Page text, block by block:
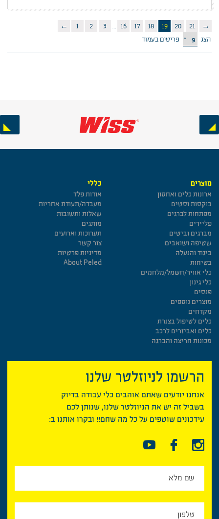
← 1 2 3 … 16 17 18 19 20 21
→
הצג
פריטים בעמוד
Previous
Next
מוצרים
ארונות כלים ואחסון
בוקסות וסטים
מפתחות לברגים
פליירים
מברגים וביטים
שטיפה ושואבים
ביגוד והנעלה
בטיחות
כלי אוויר/חשמל/מלחמים
כלי גינון
פנסים
מוצרים נוספים
מקדחים
כלים לטיפול בצנרת
כלים ואביזרים לרכב
מכונות חריצה והברגה
כללי
אודות פלד
מעבדה/תעודת אחריות
שאלות ותשובות
מותגים
תערוכות וארועים
צור קשר
מדיניות פרטיות
About Peled
הרשמו לניוזלטר שלנו
אנחנו יודעים שאתם אוהבים כלי עבודה בדיוק
בשביל זה יש את הניוזלטר שלנו, שנותן לכם
עידכונים שוטפים על כל מה שחם!! ובקרו אותנו ב: